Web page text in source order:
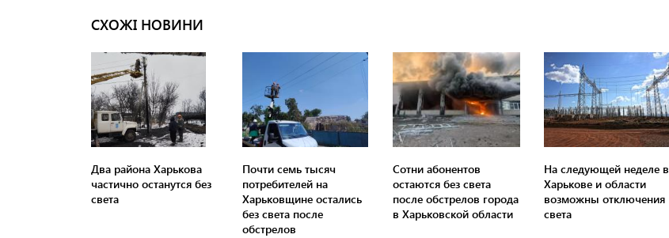
СХОЖІ НОВИНИ
Два района Харькова
частично останутся без
света
Почти семь тысяч
потребителей на
Харьковщине остались
без света после
обстрелов
Сотни абонентов
остаются без света
после обстрелов города
в Харьковской области
На следующей неделе в
Харькове и области
возможны отключения
света